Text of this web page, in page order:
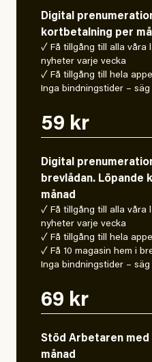
Digital
kortbetalning per
✓ Få tillgång till alla våra
nyheter varje vecka
✓ Få tillgång till hela
Inga bindningstider – säg
59 kr
Digital
brevlådan. Löpande
månad
✓ Få tillgång till alla våra
nyheter varje vecka
✓ Få tillgång till hela
✓ Få 10 magasin hem i
Inga bindningstider – säg
69 kr
Stöd Arbetaren
månad